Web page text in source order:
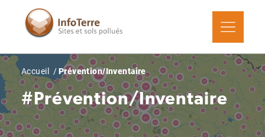
contenu
Fil
d'Ariane
Accueil Prévention/Inventaire
#Prévention/Inventaire